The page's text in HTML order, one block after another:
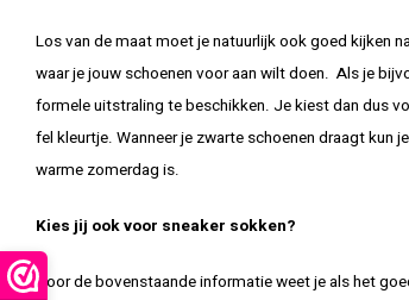
Los van de maat moet je natuurlijk ook goed kijken
waar je jouw schoenen voor aan wilt doen. Als je
formele uitstraling te beschikken. Je kiest dan dus
fel kleurtje. Wanneer je zwarte schoenen draagt kun
warme zomerdag is.
Kies jij ook voor sneaker sokken?
Door de bovenstaande informatie weet je als het